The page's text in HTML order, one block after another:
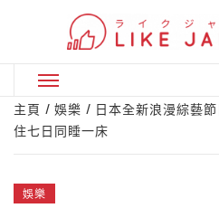
Primary
Menu
主頁 娛樂
日本全新浪漫綜藝節
住七日同睡一床
娛樂